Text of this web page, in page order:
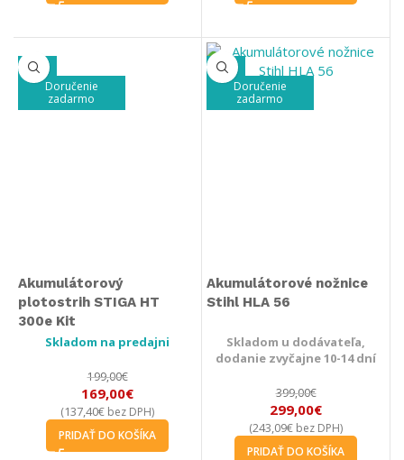
-15%
Doručenie
zadarmo
Akumulátorový
plotostrih STIGA HT
300e Kit
Skladom na predajni
199,00€
169,00€
(137,40€ bez DPH)
PRIDAŤ DO KOŠÍKA
-25%
Doručenie
zadarmo
Akumulátorové nožnice
Stihl HLA 56
Skladom u dodávateľa,
dodanie zvyčajne 10-14 dní
399,00€
299,00€
(243,09€ bez DPH)
PRIDAŤ DO KOŠÍKA